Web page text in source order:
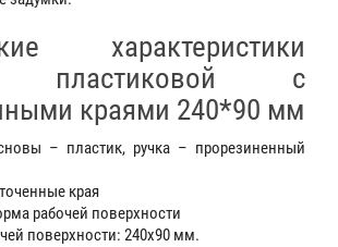
характеристики
пластиковой с
краями 240*90 мм
– пластик, ручка – прорезиненный
края
рабочей поверхности
поверхности: 240х90 мм.